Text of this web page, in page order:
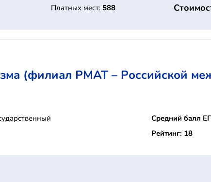
Платных мест: 588
(филиал РМАТ – Российской
Средний балл
Рейтинг: 18